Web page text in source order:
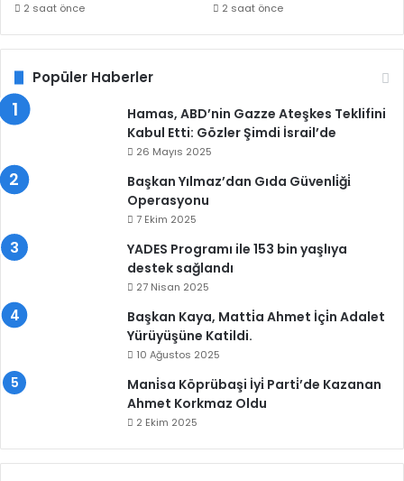
2 saat önce 2 saat önce
Popüler Haberler
Hamas, ABD’nin Gazze Ateşkes Teklifini
Kabul Etti: Gözler Şimdi İsrail’de
26 Mayıs 2025
Başkan Yılmaz’dan Gıda Güvenli̇ği̇
Operasyonu
7 Ekim 2025
YADES Programı ile 153 bin yaşlıya
destek sağlandı
27 Nisan 2025
Başkan Kaya, Matti̇a Ahmet İçi̇n Adalet
Yürüyüşüne Katildi.
10 Ağustos 2025
Mani̇sa Köprübaşi İyi̇ Parti̇’de Kazanan
Ahmet Korkmaz Oldu
2 Ekim 2025